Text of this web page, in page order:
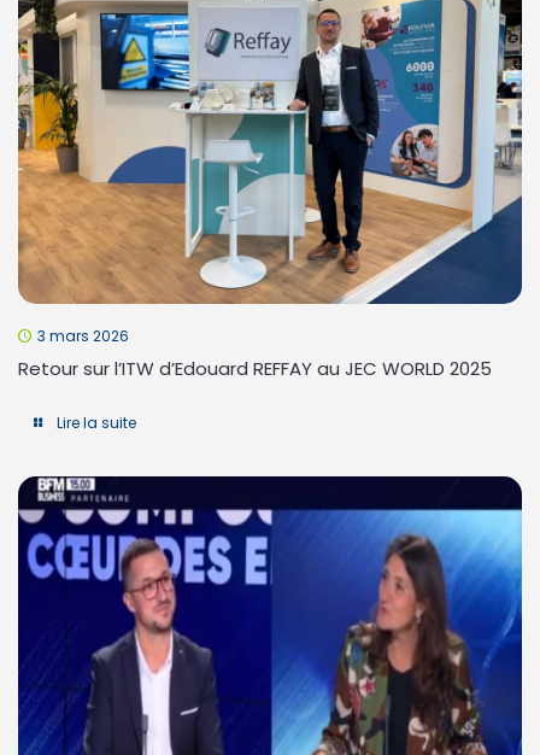
3 mars 2026
Retour sur l’ITW d’Edouard REFFAY au JEC WORLD 2025
Lire la suite